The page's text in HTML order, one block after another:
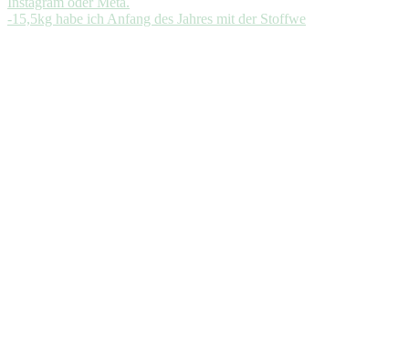
-15,5kg habe ich Anfang des Jahres mit der Stoffwe